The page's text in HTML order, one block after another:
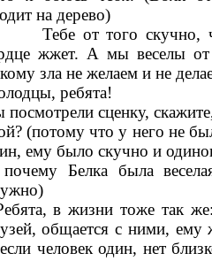
на дерево)
от того скучно,
жжет. А мы веселы
зла не желаем и не
ребята!
посмотрели сценку,
(потому что у него не
ему было скучно и
Белка была
в жизни тоже так
общается с ними, ему
человек один, нет